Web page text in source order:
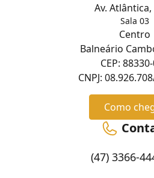
Av. Atlântica,
Sala 03
Centro
Balneário
CEP:
CNPJ:
Como
(47) 3366-